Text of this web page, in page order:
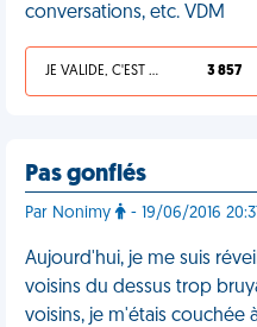
conversations, etc. VDM
JE VALIDE, C'EST UNE VDM 3 857
Pas gonflés
Par Nonimy - 19/06/2016
Aujourd'hui, je me suis
voisins du dessus trop
voisins, je m'étais couchée